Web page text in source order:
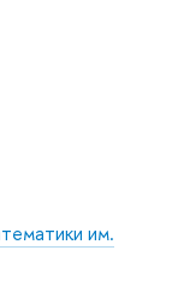
им.